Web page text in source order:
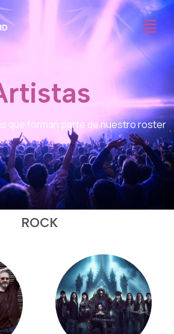
Menú
que forman parte de nuestro roster
ROCK